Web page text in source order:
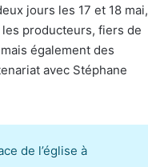
jours les 17 et 18 mai,
producteurs, fiers de
également des
avec Stéphane
de l’église à